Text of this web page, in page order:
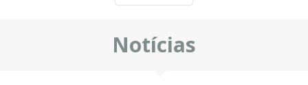
Notícias